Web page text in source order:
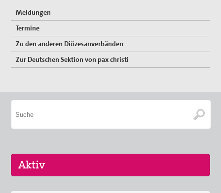
Ökumene
2024_Zur Seligsprechung Max Josef Metzgers: Seine
Bedeutung als Vordenker und Vorkämpfer für Frieden
und Ökumene
2019_Zum 75. Todestag Max Josef Metzgers
2015_Tagung: Der Krieg, die Kirchen und die Pazifisten
2014_Abschluss des diözesanen
2012_125 Jahre Max Josef Metzger
Christliche Kriegsverweigerung und die Kirchen 1914
Meldungen
Termine
Zu den anderen Diözesanverbänden
Zur Deutschen Sektion von pax christi